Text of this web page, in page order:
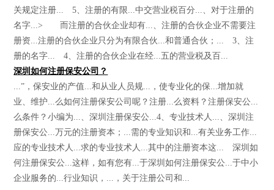
关规定注册... 5、注册的有限...中交营业税百分...、对于注册的
名字...> 而注册的合伙企业却有...、注册的合伙企业不需要注
册资...注册的合伙企业只分为有限合伙...和普通合伙；... 3、注
册的名字... 4、注册的合伙企业在经...五的营业税及百...
深圳如何注册保安公司？
...”，保安业的产值...和从业人员规...，使专业化的保...增加就
业、维护...么如何注册保安公司呢？注册...么资料？注册保安公...
么条件？小编为...、深圳注册保安公...4、专业技术人...、深圳注
册保安公...万元的注册资本；...需的专业知识和...有关业务工作...
应的专业技术人...求的专业技术人...其中的注册资本这... 深圳如
何注册保安公...这样，如有您有...于深圳如何注册保安公...于中小
企业服务的...行业知识，...，关于注册公司和...